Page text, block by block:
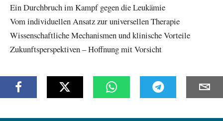
Ein Durchbruch im Kampf gegen die Leukämie
Vom individuellen Ansatz zur universellen Therapie
Wissenschaftliche Mechanismen und klinische Vorteile
Zukunftsperspektiven – Hoffnung mit Vorsicht